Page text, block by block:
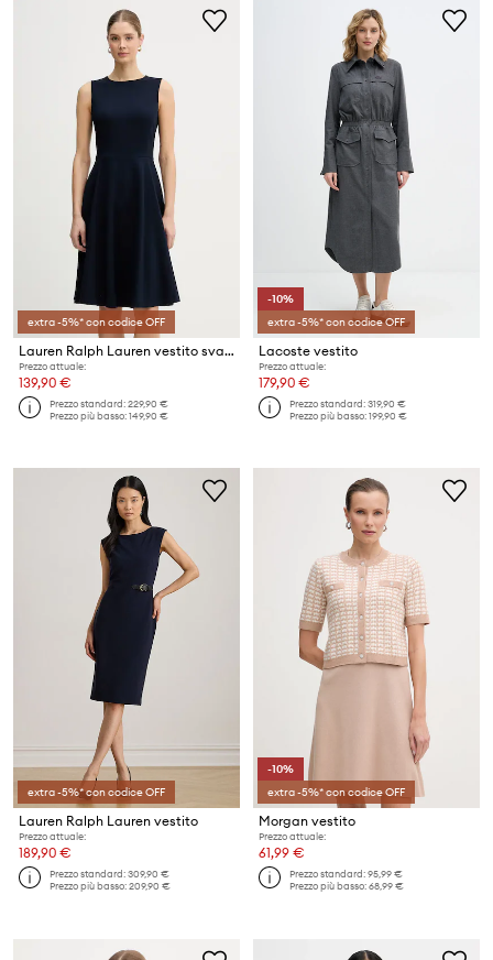
extra -5%* con codice OFF
Lauren Ralph Lauren vestito svasato con viscosa
Prezzo attuale:
139,90 €
Prezzo standard:229,90 €
Prezzo più basso:149,90 €
-10%
extra -5%* con codice OFF
Lacoste vestito
Prezzo attuale:
179,90 €
Prezzo standard:319,90 €
Prezzo più basso:199,90 €
extra -5%* con codice OFF
Lauren Ralph Lauren vestito
Prezzo attuale:
189,90 €
Prezzo standard:309,90 €
Prezzo più basso:209,90 €
-10%
extra -5%* con codice OFF
Morgan vestito
Prezzo attuale:
61,99 €
Prezzo standard:95,99 €
Prezzo più basso:68,99 €